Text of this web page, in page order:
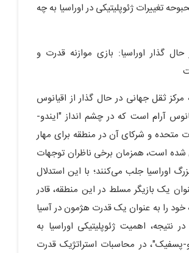
تغییرات ژئوپلیتیکی در اوراسیا به چه
حال گذار اوراسیا: بازی موازنه قدرت و
مرکز ثقل جهانی در حال گذار از اقیانوس
آرام است که در چشم انداز "ایندو-
متحده و شرکای آن در منطقه برای مهار
است، همزمان برخی ناظران توجهات
اوراسیا جلب می‌کنند؛ با این استدلال
یک بازیگر مسلط در این منطقه، قادر
خود را به عنوان یک قدرت هژمون در آسیا
نتیجه، اهمیت ژئوپلیتیکی اوراسیا به
پسفیک"، در محاسبات استراتژیک قدرت